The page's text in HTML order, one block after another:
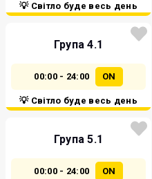
💡 Світло буде весь день
Група 4.1
00:00 - 24:00 ON
💡 Світло буде весь день
Група 5.1
00:00 - 24:00 ON